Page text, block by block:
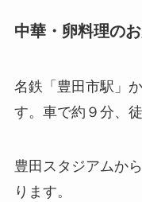
中華・卵料理の
名鉄「豊田市駅」
す。車で約９分、
豊田スタジアムか
ります。